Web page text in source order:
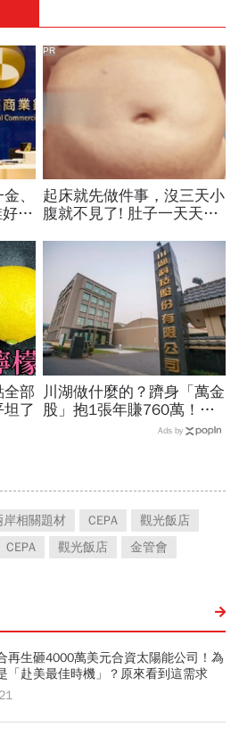
、
？
日先
起床就先做件事，沒三天小
腹就不見了! 肚子一天天變
PR
全部
了
川湖做什麼的？躋身「萬金
股」抱1張年賺760萬！傳
產鐵工廠如何翻身「只有兩
Ads by
岸相關題材 CEPA
觀光飯店
CEPA 觀光飯店 金管會
再生砸4000萬美元合資太陽能公司！為
「赴美最佳時機」？原來看到這需求